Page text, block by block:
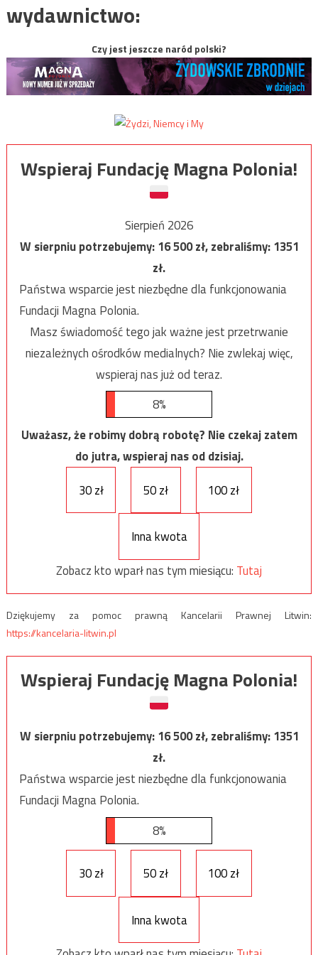
wydawnictwo:
Czy jest jeszcze naród polski?
Wspieraj Fundację Magna Polonia!
Sierpień 2026
W sierpniu potrzebujemy:16 500zł, zebraliśmy:1351
zł.
Państwa wsparcie jest niezbędne dla funkcjonowania
Fundacji Magna Polonia.
Masz świadomość tego jak ważne jest przetrwanie
niezależnych ośrodków medialnych? Nie zwlekaj więc,
wspieraj nas już od teraz.
8%
Uważasz, że robimy dobrą robotę? Nie czekaj zatem
do jutra, wspieraj nas od dzisiaj.
30 zł
50 zł 100 zł
Inna kwota
Zobacz kto wparł nas tym miesiącu: Tutaj
Dziękujemy za pomoc prawną Kancelarii Prawnej Litwin:
https://kancelaria-litwin.pl
Wspieraj Fundację Magna Polonia!
W sierpniu potrzebujemy:16 500zł, zebraliśmy:1351
zł.
Państwa wsparcie jest niezbędne dla funkcjonowania
Fundacji Magna Polonia.
8%
30 zł 50 zł 100 zł
Inna kwota